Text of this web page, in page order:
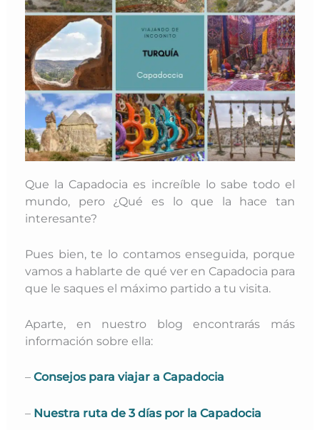
Que la Capadocia es increíble lo sabe todo el
mundo, pero ¿Qué es lo que la hace tan
interesante?
Pues bien, te lo contamos enseguida, porque
vamos a hablarte de qué ver en Capadocia para
que le saques el máximo partido a tu visita.
Aparte, en nuestro blog encontrarás más
información sobre ella:
–Consejos para viajar a Capadocia
– Nuestra ruta de 3 días por la Capadocia